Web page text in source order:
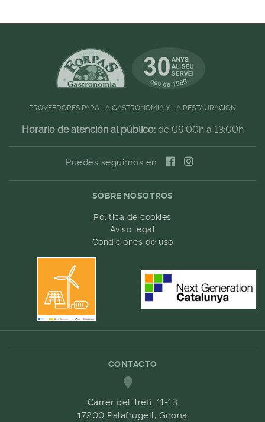
PROVEEDORES PARA LA GASTRONOMIA Y LA RESTAURACIÓN
Horario de atención al público:de 09:00h a 13:00h
Puedes seguirnos en
SOBRE NOSOTROS
Política de cookies
Aviso legal
Condiciones de uso
CONTACTO
Carrer del Trefí. 11-13
17200 Palafrugell, Girona